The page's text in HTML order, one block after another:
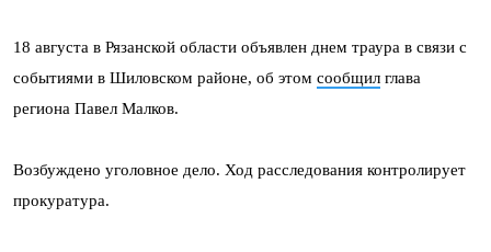
18 августа в Рязанской области объявлен днем траура в связи с
событиями в Шиловском районе, об этом сообщил глава
региона Павел Малков.
Возбуждено уголовное дело. Ход расследования контролирует
прокуратура.